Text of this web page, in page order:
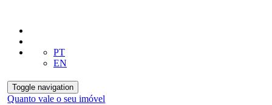
PT
EN
Toggle navigation
Quanto vale o seu imóvel